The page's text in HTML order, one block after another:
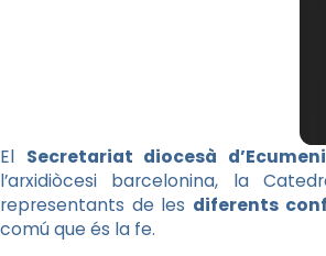
El Secretariat diocesà
l’arxidiòcesi barcelonina, la
representants de les diferents
comú que és la fe.